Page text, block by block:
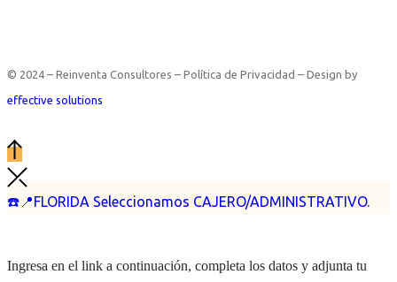
☎️📍FLORIDA Seleccionamos CAJERO/ADMINISTRATIVO.
© 2024 – Reinventa Consultores – Política de Privacidad – Design by
effective solutions
Ingresa en el link a continuación, completa los datos y adjunta tu